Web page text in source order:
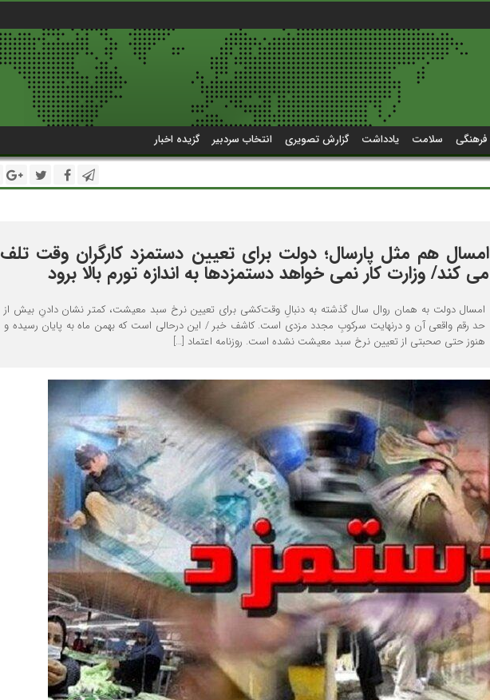
فرهنگی سلامت یادداشت گزارش تصویری انتخاب سردبیر گزیده اخبار
امسال هم مثل پارسال؛ دولت برای تعیین دستمزد کارگران وقت تلف
می کند/ وزارت کار نمی خواهد دستمزدها به اندازه تورم بالا برود
امسال دولت به همان روال سال گذشته به دنبالِ وقت‌کشی برای تعیین نرخ سبد معیشت، کمتر نشان دادنِ بیش از
حد رقم واقعی آن و درنهایت سرکوبِ مجدد مزدی است. کاشف خبر / این درحالی است که بهمن ماه به پایان رسیده و
هنوز حتی صحبتی از تعیین نرخ سبد معیشت نشده است. روزنامه اعتماد […]